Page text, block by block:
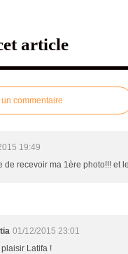
article
commentaire
19:49
de recevoir ma 1ère photo!!! et
01/12/2015 23:01
Latifa !